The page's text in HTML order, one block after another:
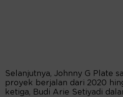
Selanjutnya, Johnny G Plate
proyek berjalan dari 2020
ketiga, Budi Arie Setiyadi